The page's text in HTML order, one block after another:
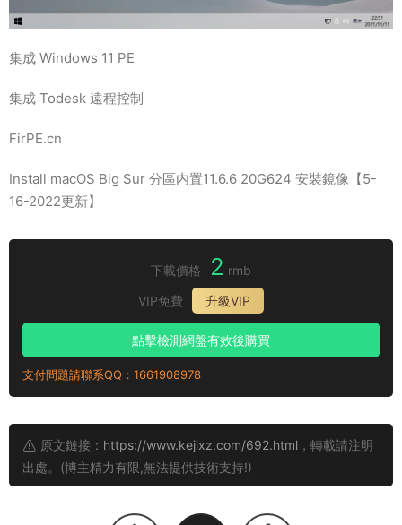
集成 Windows 11 PE
集成 Todesk 遠程控制
FirPE.cn
Install macOS Big Sur 分區内置11.6.6 20G624 安裝鏡像【5-
16-2022更新】
下載價格 2 rmb
VIP免費
升級VIP
點擊檢測網盤有效後購買
支付問題請聯系QQ：1661908978
原文鏈接： https://www.kejixz.com/692.html ，轉載請注明
出處。(博主精力有限,無法提供技術支持!)